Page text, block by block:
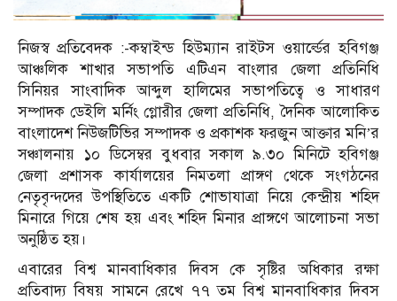
নিজস্ব প্রতিবেদক :-কম্বাইন্ড হিউম্যান রাইটস ওয়ার্ল্ডের হবিগঞ্জ
আঞ্চলিক শাখার সভাপতি এটিএন বাংলার জেলা প্রতিনিধি
সিনিয়র সাংবাদিক আব্দুল হালিমের সভাপতিত্বে ও সাধারণ
সম্পাদক ডেইলি মর্নিং গ্লোরীর জেলা প্রতিনিধি, দৈনিক আলোকিত
বাংলাদেশ নিউজটিভির সম্পাদক ও প্রকাশক ফরজুন আক্তার মনি’র
সঞ্চালনায় ১০ ডিসেম্বর বুধবার সকাল ৯.৩০ মিনিটে হবিগঞ্জ
জেলা প্রশাসক কার্যালয়ের নিমতলা প্রাঙ্গণ থেকে সংগঠনের
নেতৃবৃন্দদের উপস্থিতিতে একটি শোভাযাত্রা নিয়ে কেন্দ্রীয় শহিদ
মিনারে গিয়ে শেষ হয় এবং শহিদ মিনার প্রাঙ্গণে আলোচনা সভা
অনুষ্ঠিত হয়।
এবারের বিশ্ব মানবাধিকার দিবস কে সৃষ্টির অধিকার রক্ষা
প্রতিবাদ্য বিষয় সামনে রেখে ৭৭ তম বিশ্ব মানবাধিকার দিবস